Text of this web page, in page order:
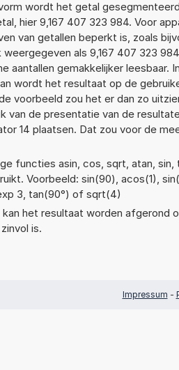
wordt het getal
hier 9,167 407 323 984. Voor
van getallen beperkt is, zoals
als 9,167 407 323
aantallen gemakkelijker leesbaar.
wordt het resultaat op de
voorbeeld zou het er dan zo
van de presentatie van de
14 plaatsen. Dat zou voor de
functies asin, cos, sqrt, atan,
Voorbeeld: sin(90), acos(1),
3, tan(90°) of sqrt(4)
kan het resultaat worden afgerond
is.
Impressum -